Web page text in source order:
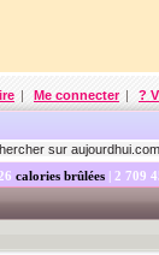
| Me connecter | ?
calories brûlées | 2 709